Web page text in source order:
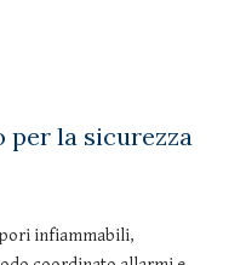
la sicurezza
infiammabili,